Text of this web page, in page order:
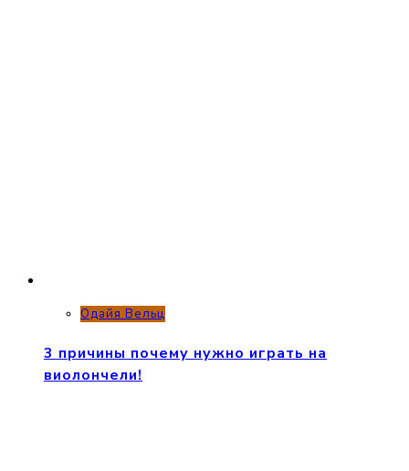
Одайя Вельц
3 причины почему нужно играть на
виолончели!